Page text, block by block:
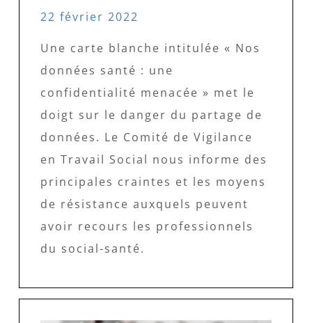
22 février 2022
Une carte blanche intitulée « Nos
données santé : une
confidentialité menacée » met le
doigt sur le danger du partage de
données. Le Comité de Vigilance
en Travail Social nous informe des
principales craintes et les moyens
de résistance auxquels peuvent
avoir recours les professionnels
du social-santé.